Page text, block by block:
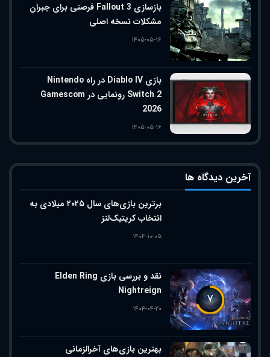
بازسازی Fallout 3 فرصتی برای جبران
مشکلات نسخه اصلی
۱۴۰۵-۰۵-۱۶
بازی Diablo IV در راه Nintendo
Switch 2 رونمایی در Gamescom
2026
۱۴۰۵-۰۵-۱۶
آخرین دیدگاه ها
برترین بازی‌های سال ۲۰۲۵ میلادی به
انتخاب کریتیک‌لنز
۱۴۰۴-۱۰-۰۵
۷
نقد و بررسی بازی Elden Ring
Nightreign
۱۴۰۴-۰۴-۲۰
بهترین بازی‌های آخرالزمانی